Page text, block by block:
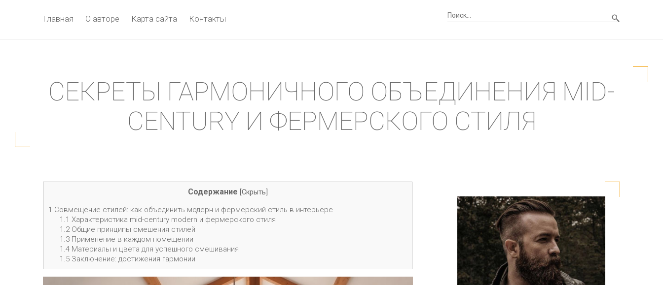
Главная О авторе Карта сайта Контакты
СЕКРЕТЫ ГАРМОНИЧНОГО ОБЪЕДИНЕНИЯ MID-
CENTURY И ФЕРМЕРСКОГО СТИЛЯ
Содержание Скрыть
1 Совмещение стилей: как объединить модерн и фермерский стиль в интерьере
1.1 Характеристика mid-century modern и фермерского стиля
1.2Общие принципы смешения стилей
1.3Применение в каждом помещении
1.4Материалы и цвета для успешного смешивания
1.5Заключение: достижения гармонии